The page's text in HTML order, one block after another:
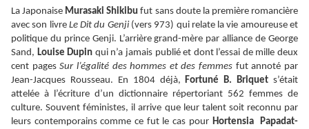
La Japonaise Murasaki Shikibu fut sans doute la première romancière
avec son livre Le Dit du Genji(vers 973) qui relate la vie amoureuse et
politique du prince Genji. L’arrière grand-mère par alliance de George
Sand, Louise Dupin qui n’a jamais publié et dont l’essai de mille deux
cent pagesSur l’égalité des hommes et des femmes fut annoté par
Jean-Jacques Rousseau. En 1804 déjà, Fortuné B. Briquet s’était
attelée à l’écriture d’un dictionnaire répertoriant 562 femmes de
culture. Souvent féministes, il arrive que leur talent soit reconnu par
leurs contemporains comme ce fut le cas pour Hortensia Papadat-